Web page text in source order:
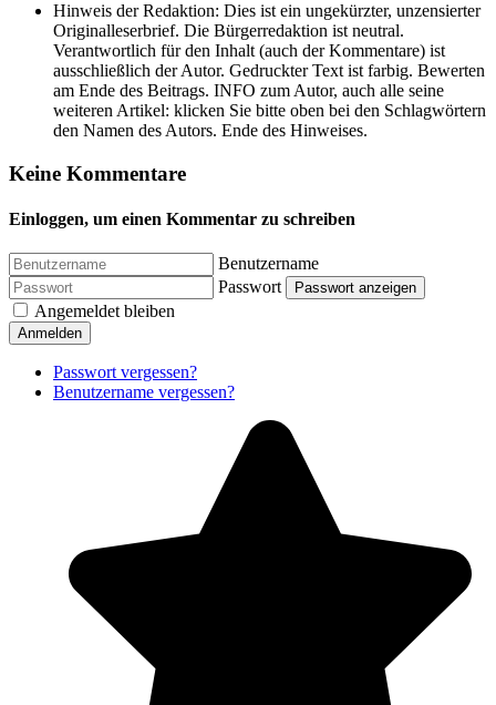
Hinweis der Redaktion: Dies ist ein ungekürzter, unzensierter
Originalleserbrief. Die Bürgerredaktion ist neutral.
Verantwortlich für den Inhalt (auch der Kommentare) ist
ausschließlich der Autor. Gedruckter Text ist farbig. Bewerten
am Ende des Beitrags. INFO zum Autor, auch alle seine
weiteren Artikel: klicken Sie bitte oben bei den Schlagwörtern
den Namen des Autors. Ende des Hinweises.
Keine Kommentare
Einloggen, um einen Kommentar zu schreiben
Benutzername
Passwort
Passwort anzeigen
Angemeldet bleiben
Anmelden
Passwort vergessen?
Benutzername vergessen?